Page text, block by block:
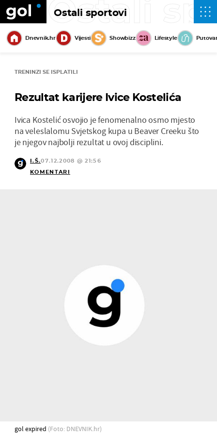
Ostali sportovi
Ostali
Dnevnik.hr Vijesti Showbizz Lifestyle
TRENINZI SE ISPLATILI
Rezultat karijere Ivice Kostelića
Ivica Kostelić osvojio je fenomenalno osmo mjesto
na veleslalomu Svjetskog kupa u Beaver Creeku što
je njegov najbolji rezultat u ovoj disciplini.
I.Š.07.12.2008 @ 21:56
KOMENTARI
gol expired (Foto: DNEVNIK.hr)